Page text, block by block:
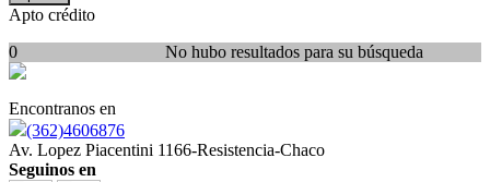
Apto crédito
No hubo resultados para su búsqueda
0
Encontranos en
(362)4606876
Av. Lopez Piacentini 1166-Resistencia-Chaco
Seguinos en